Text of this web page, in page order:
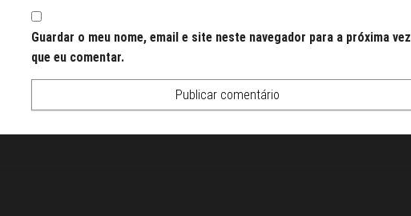
Guardar o meu nome, email e site neste navegador para a próxima vez
que eu comentar.